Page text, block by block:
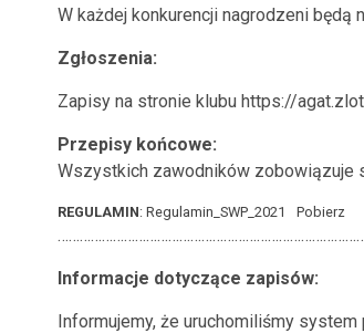
W każdej konkurencji nagrodzeni będą
Zgłoszenia:
Zapisy na stronie klubu https://
Przepisy końcowe:
Wszystkich zawodników
REGULAMIN: Regulamin_SWP_2021 Pobierz
Informacje dotyczące zapisów:
Informujemy, że uruchomiliśmy